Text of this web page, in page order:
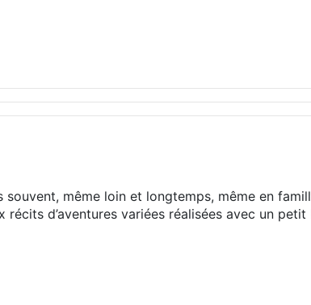
même loin et longtemps, même en
d’aventures variées réalisées avec un